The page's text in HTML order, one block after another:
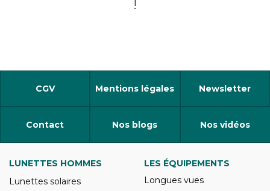
!
CGV Mentions légales Newsletter
Contact Nos blogs Nos vidéos
LUNETTES HOMMES
Lunettes solaires
LES ÉQUIPEMENTS
Longues vues